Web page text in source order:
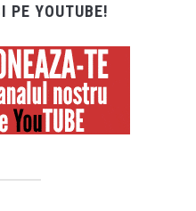
PE YOUTUBE!